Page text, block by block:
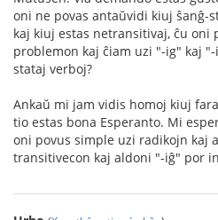
oni ne povas antaŭvidi kiuj ŝanĝ-
kaj kiuj estas netransitivaj, ĉu oni
problemon kaj ĉiam uzi "-ig" kaj
stataj verboj?
Ankaŭ mi jam vidis homoj kiuj
tio estas bona Esperanto. Mi
oni povus simple uzi radikojn kaj
transitivecon kaj aldoni "-iĝ" por